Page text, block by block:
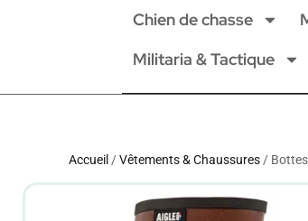
Chien de chasse
Militaria & Tactique
Accueil /Vêtements & Chaussures /